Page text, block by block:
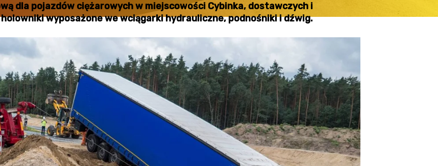
dla pojazdów ciężarowych w miejscowości Cybinka, dostawczych i
wyposażone we wciągarki hydrauliczne, podnośniki i dźwig.